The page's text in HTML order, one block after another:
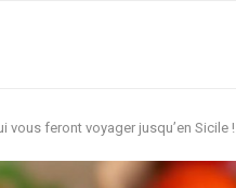
vous feront voyager jusqu’en Sicile !